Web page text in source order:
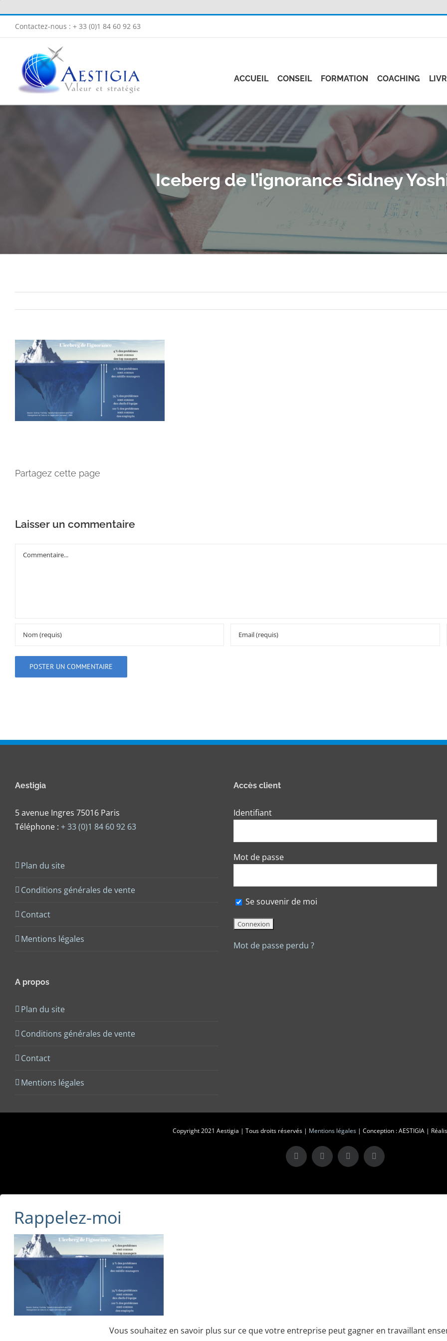
Contactez-nous : + 33 (0)1 84 60 92 63
ACCUEIL CONSEIL FORMATION COACHING
Iceberg de l’ignorance Sidney
Partagez cette page
Laisser un commentaire
Commentaire
Aestigia
5 avenue Ingres 75016 Paris
Téléphone : + 33 (0)1 84 60 92 63
Plan du site
Conditions générales de vente
Contact
Mentions légales
A propos
Plan du site
Conditions générales de vente
Contact
Mentions légales
Accès client
Identifiant
Mot de passe
Se souvenir de moi
Mot de passe perdu ?
Copyright 2021 Aestigia | Tous droits réservés | Mentions légales| Conception : AESTIGIA |
X LinkedInInstagramFacebook
Rappelez-moi
Vous souhaitez en savoir plus sur ce que votre entreprise peut gagner en travaillant